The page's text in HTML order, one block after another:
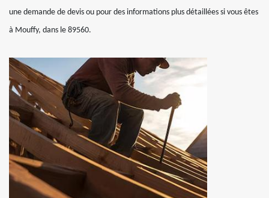
une demande de devis ou pour des informations plus détaillées si vous êtes
à Mouffy, dans le 89560.